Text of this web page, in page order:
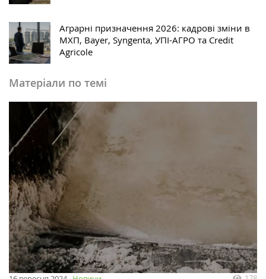
Аграрні призначення 2026: кадрові зміни в
МХП, Bayer, Syngenta, УПІ-АГРО та Credit
Agricole
Матеріали по темі